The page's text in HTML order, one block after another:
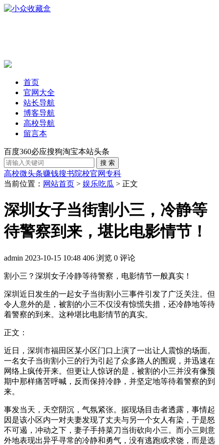
首页
官网大全
站长导航
博客导航
高校导航
留言本
百度360必应搜狗淘宝本站头条
高校微头条赚钱搜书院校官网专科
当前位置： 网站首页 > 娱乐吃瓜 > 正文
深圳女子当街割小三，冷静等
待警察到来，堪比电影情节！
admin 2023-10-15 10:48 406 浏览 0 评论
割小三？深圳女子冷静等待警察，电影情节一般真实！
深圳近日发生的一起女子当街割小三事件引发了广泛关注。但
令人意外的是，被割的小三不仅没有惊慌失措，还冷静地等待
着警察的到来。这种堪比电影情节的真实。
正文：
近日，深圳市福田区某小区门口上演了一出让人震惊的场面。
一名女子当街割小三的行为引起了众多路人的围观，并迅速在
网络上疯传开来。但更让人惊讶的是，被割的小三并没有像预
期中那样痛苦呼喊，反而保持冷静，并坚定地等待着警察的到
来。
事发当天，天空阴沉，气氛紧张。据现场目击者透露，事情起
因是该小区内一对夫妻发现了丈夫与另一个女人有染，于是怒
不可遏，冲动之下，妻子手持菜刀当街砍向小三。而小三则意
外地表现出异乎寻常的冷静和勇气，没有逃跑或求饶，而是选